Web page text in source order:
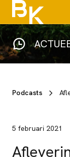
Podcasts
5 februari 2021